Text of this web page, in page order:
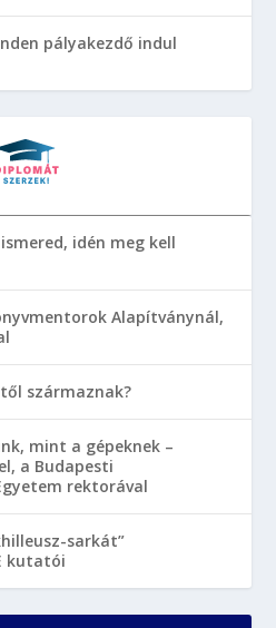
pályakezdő indul
idén meg kell
Alapítványnál,
származnak?
mint a gépeknek –
a Budapesti
rektorával
sarkát”
kutatói